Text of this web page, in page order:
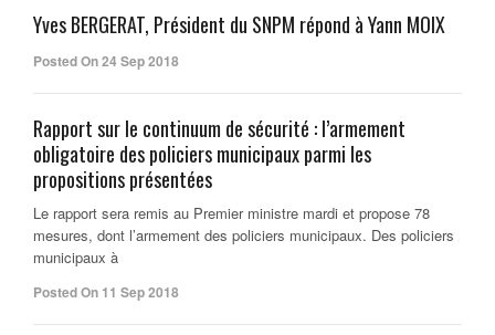
Yves BERGERAT, Président du SNPM répond à Yann MOIX
Posted On 24 Sep 2018
Rapport sur le continuum de sécurité : l’armement
obligatoire des policiers municipaux parmi les
propositions présentées
Le rapport sera remis au Premier ministre mardi et propose 78
mesures, dont l’armement des policiers municipaux. Des policiers
municipaux à
Posted On 11 Sep 2018